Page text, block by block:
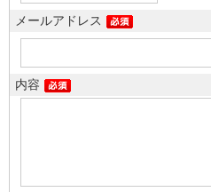
メールアドレス
内容